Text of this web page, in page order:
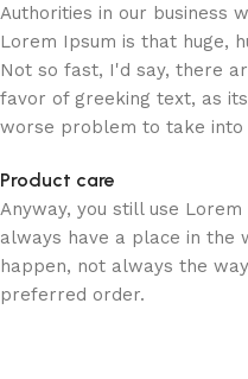
Authorities in our business
Lorem Ipsum is that huge,
Not so fast, I'd say, there
favor of greeking text, as
worse problem to take into
Product care
Anyway, you still use
always have a place in the
happen, not always the
preferred order.